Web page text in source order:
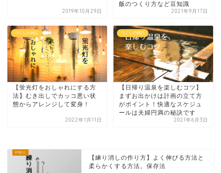
2019年10月29日
飯のつくり方など豆知識
2021年9月17日
つくしの雑記
【蛍光灯をおしゃれにする方
法】むき出しでカッコ悪い状
態からアレンジして変身！
2022年1月11日
つくしの雑記
【日帰り温泉を楽しむコツ】
まずお出かけは計画の立て方
がポイント！快適なスケジュ
ールは夫婦円満の秘訣です
2021年6月3日
【練り消しの作り方】よく伸びる方法と
柔らかくする方法。保存法